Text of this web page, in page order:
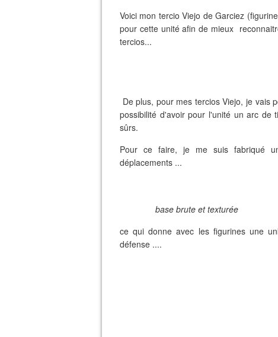
Voici mon tercio Viejo de Garciez
pour cette unité afin de mieux
tercios...
De plus, pour mes tercios Viejo, je vais
possibilité d'avoir pour l'unité un arc de
sûrs.
Pour ce faire, je me suis fabriqué
déplacements ...
base brute et texturée
ce qui donne avec les figurines une
défense ....